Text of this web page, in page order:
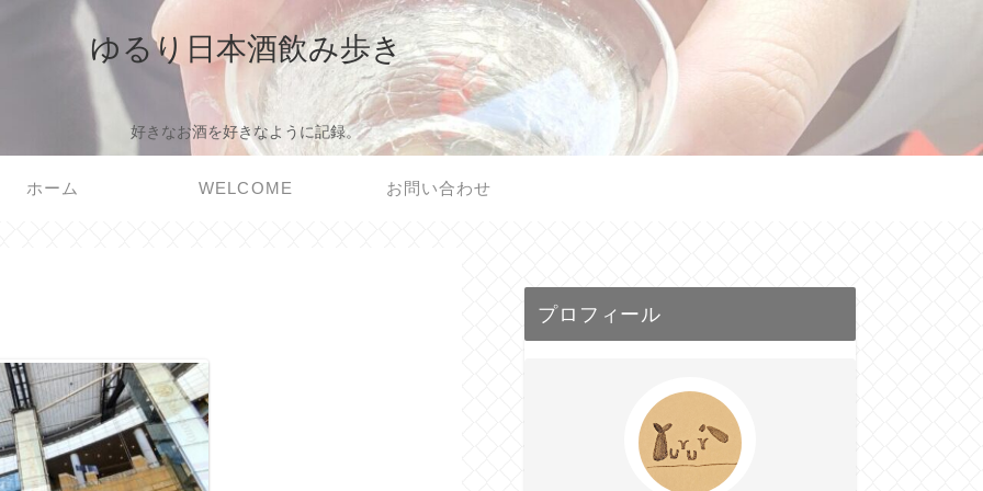
ゆるり日本酒飲み歩き
好きなお酒を好きなように記録。
ホーム WELCOME お問い合わせ
プロフィール